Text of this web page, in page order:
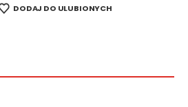
DODAJ DO ULUBIONYCH